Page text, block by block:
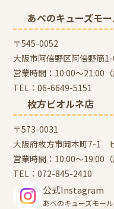
あべのキューズモ
〒545-0052
大阪市阿倍野区阿倍野筋
営業時間：10:00～21:00（
TEL：06-6649-5151
枚方ビオルネ店
〒573-0031
大阪府枚方市岡本町7-1
営業時間：10:00～19:00（
TEL：072-845-2410
公式Instagram
あべのキューズモー